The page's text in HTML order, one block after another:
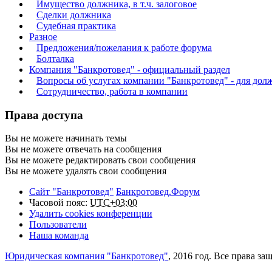
Имущество должника, в т.ч. залоговое
Сделки должника
Судебная практика
Разное
Предложения/пожелания к работе форума
Болталка
Компания "Банкротовед" - официальный раздел
Вопросы об услугах компании "Банкротовед" - для
Сотрудничество, работа в компании
Права доступа
Вы не можете начинать темы
Вы не можете отвечать на сообщения
Вы не можете редактировать свои сообщения
Вы не можете удалять свои сообщения
Сайт "Банкротовед" Банкротовед.Форум
Часовой пояс: UTC+03:00
Удалить cookies конференции
Пользователи
Наша команда
Юридическая компания "Банкротовед", 2016 год. Все права